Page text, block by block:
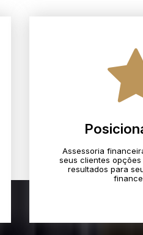
Assessoria
seus clientes
resultados para